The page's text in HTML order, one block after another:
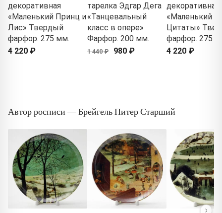
декоративная
«Маленький Принц и
Лис» Твердый
фарфор. 275 мм.
4 220 ₽
тарелка Эдгар Дега
«Танцевальный
класс в опере»
Фарфор. 200 мм.
1 440 ₽ 980 ₽
декоративная
«Маленький
Цитаты»
фарфор. 275
4 220 ₽
Автор росписи — Брейгель Питер Старший